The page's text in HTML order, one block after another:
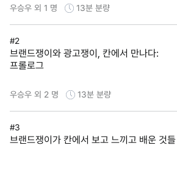
우승우 외 1 명 13분 분량
#2
브랜드쟁이와 광고쟁이, 칸에서 만나다:
프롤로그
우승우 외 2 명 13분 분량
#3
브랜드쟁이가 칸에서 보고 느끼고 배운 것들